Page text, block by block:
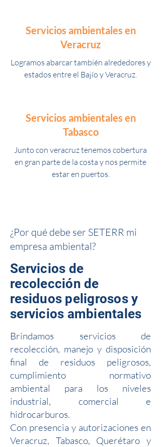
Servicios ambientales en
Veracruz
Logramos abarcar también alrededores y
estados entre el Bajío y Veracruz.
Servicios ambientales en
Tabasco
Junto con veracruz tenemos cobertura
en gran parte de la costa y nos permite
estar en puertos.
¿Por qué debe ser SETERR mi
empresa ambiental?
Servicios de
recolección de
residuos peligrosos y
servicios ambientales
Brindamos servicios de
recolección, manejo y disposición
final de residuos peligrosos,
cumplimiento normativo
ambiental para los niveles
industrial, comercial e
hidrocarburos.
Con presencia y autorizaciones en
Veracruz, Tabasco, Querétaro y